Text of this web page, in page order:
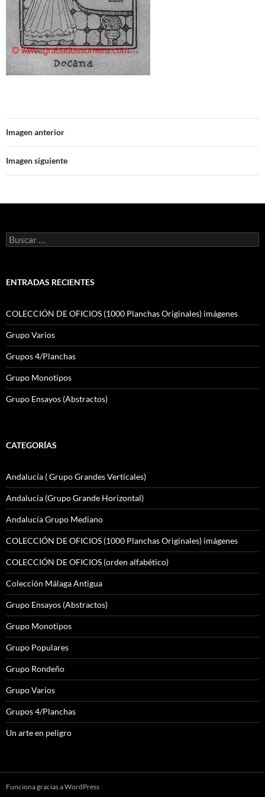
Imagen anterior
Imagen siguiente
Buscar:
ENTRADAS RECIENTES
COLECCIÓN DE OFICIOS (1000 Planchas Originales) imágenes
Grupo Varios
Grupos 4/Planchas
Grupo Monotipos
Grupo Ensayos (Abstractos)
CATEGORÍAS
Andalucía ( Grupo Grandes Verticales)
Andalucia (Grupo Grande Horizontal)
Andalucía Grupo Mediano
COLECCIÓN DE OFICIOS (1000 Planchas Originales) imágenes
COLECCIÓN DE OFICIOS (orden alfabético)
Colección Málaga Antigua
Grupo Ensayos (Abstractos)
Grupo Monotipos
Grupo Populares
Grupo Rondeño
Grupo Varios
Grupos 4/Planchas
Un arte en peligro
Funciona gracias a WordPress